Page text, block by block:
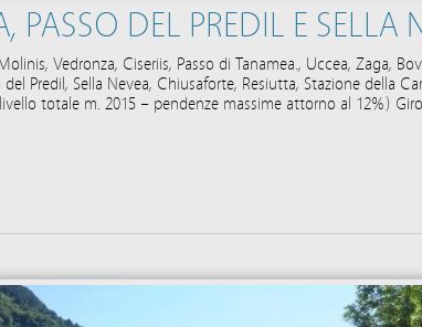
PASSO DEL PREDIL E SELLA
Vedronza, Ciseriis, Passo di Tanamea., Uccea, Zaga,
Predil, Sella Nevea, Chiusaforte, Resiutta, Stazione della
totale m. 2015 – pendenze massime attorno al 12%)